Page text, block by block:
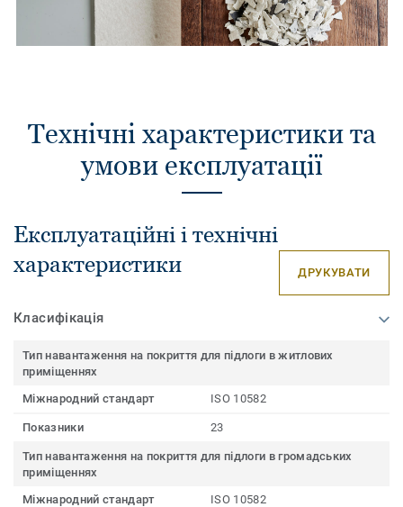
Технічні характеристики та
умови експлуатації
Експлуатаційні і технічні
характеристики
ДРУКУВАТИ
Класифікація
Тип навантаження на покриття для підлоги в житлових
приміщеннях
Міжнародний стандарт
ISO 10582
Показники 23
Тип навантаження на покриття для підлоги в громадських
приміщеннях
Міжнародний стандарт
ISO 10582